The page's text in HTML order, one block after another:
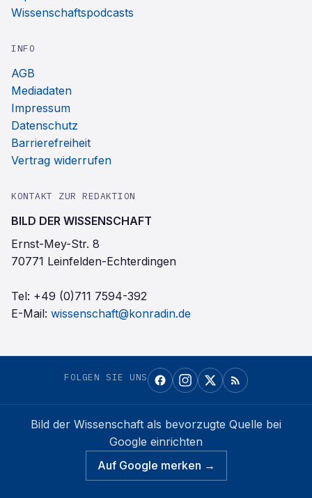
Wissenschaftspodcasts
INFO
AGB
Mediadaten
Impressum
Datenschutz
Barrierefreiheit
Vertrag widerrufen
KONTAKT ZUR REDAKTION
BILD DER WISSENSCHAFT
Ernst-Mey-Str. 8
70771 Leinfelden-Echterdingen
Tel: +49 (0)711 7594-392
E-Mail: wissenschaft@konradin.de
FOLGEN SIE UNS
Bild der Wissenschaft als bevorzugte Quelle bei
Google einrichten
Auf Google merken →